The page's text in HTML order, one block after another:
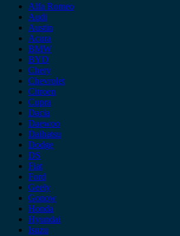
Alfa Romeo
Audi
Austin
Acura
BMW
BYD
Chery
Chevrolet
Citroen
Cupra
Dacia
Daewoo
Daihatsu
Dodge
DS
Fiat
Ford
Geely
Gonow
Honda
Hyundai
Isuzu